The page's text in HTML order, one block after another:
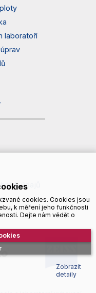
laboratoří
údajů
cookies. Cookies jsou
k měření jeho funkčnosti
Dejte nám vědět o
Zobrazit
detaily